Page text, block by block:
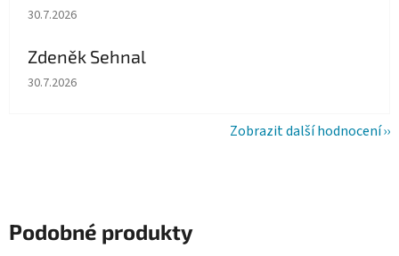
Hodnocení obchodu je 5 z 5 hvězdiček.
30.7.2026
Zdeněk Sehnal
Hodnocení obchodu je 5 z 5 hvězdiček.
30.7.2026
Zobrazit další hodnocení
Podobné produkty